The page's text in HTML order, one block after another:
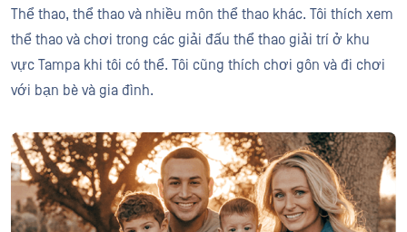
Thể thao, thể thao và nhiều môn thể thao khác. Tôi thích xem
thể thao và chơi trong các giải đấu thể thao giải trí ở khu
vực Tampa khi tôi có thể. Tôi cũng thích chơi gôn và đi chơi
với bạn bè và gia đình.